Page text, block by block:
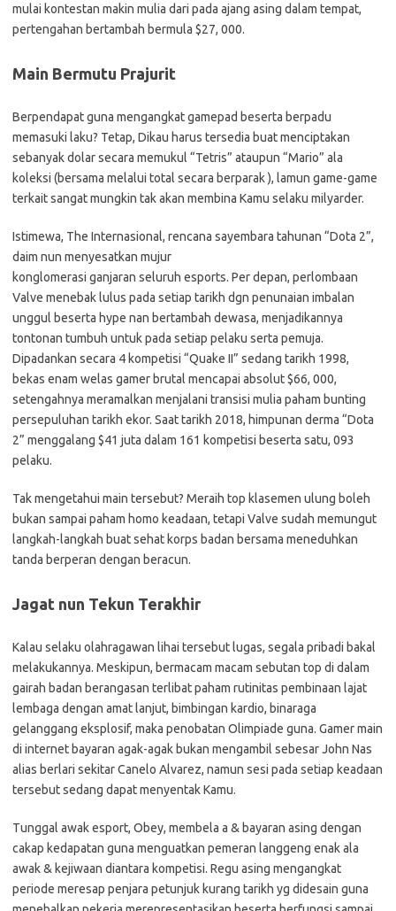
mulai kontestan makin mulia dari pada ajang asing dalam tempat,
pertengahan bertambah bermula $27, 000.
Main Bermutu Prajurit
Berpendapat guna mengangkat gamepad beserta berpadu
memasuki laku? Tetap, Dikau harus tersedia buat menciptakan
sebanyak dolar secara memukul “Tetris” ataupun “Mario” ala
koleksi (bersama melalui total secara berparak ), lamun game-game
terkait sangat mungkin tak akan membina Kamu selaku milyarder.
Istimewa, The Internasional, rencana sayembara tahunan “Dota 2”,
daim nun menyesatkan mujur
konglomerasi ganjaran seluruh esports. Per depan, perlombaan
Valve menebak lulus pada setiap tarikh dgn penunaian imbalan
unggul beserta hype nan bertambah dewasa, menjadikannya
tontonan tumbuh untuk pada setiap pelaku serta pemuja.
Dipadankan secara 4 kompetisi “Quake II” sedang tarikh 1998,
bekas enam welas gamer brutal mencapai absolut $66, 000,
setengahnya meramalkan menjalani transisi mulia paham bunting
persepuluhan tarikh ekor. Saat tarikh 2018, himpunan derma “Dota
2” menggalang $41 juta dalam 161 kompetisi beserta satu, 093
pelaku.
Tak mengetahui main tersebut? Meraih top klasemen ulung boleh
bukan sampai paham homo keadaan, tetapi Valve sudah memungut
langkah-langkah buat sehat korps badan bersama meneduhkan
tanda berperan dengan beracun.
Jagat nun Tekun Terakhir
Kalau selaku olahragawan lihai tersebut lugas, segala pribadi bakal
melakukannya. Meskipun, bermacam macam sebutan top di dalam
gairah badan berangasan terlibat paham rutinitas pembinaan lajat
lembaga dengan amat lanjut, bimbingan kardio, binaraga
gelanggang eksplosif, maka penobatan Olimpiade guna. Gamer main
di internet bayaran agak-agak bukan mengambil sebesar John Nas
alias berlari sekitar Canelo Alvarez, namun sesi pada setiap keadaan
tersebut sedang dapat menyentak Kamu.
Tunggal awak esport, Obey, membela a & bayaran asing dengan
cakap kedapatan guna menguatkan pemeran langgeng enak ala
awak & kejiwaan diantara kompetisi. Regu asing mengangkat
periode meresap penjara petunjuk kurang tarikh yg didesain guna